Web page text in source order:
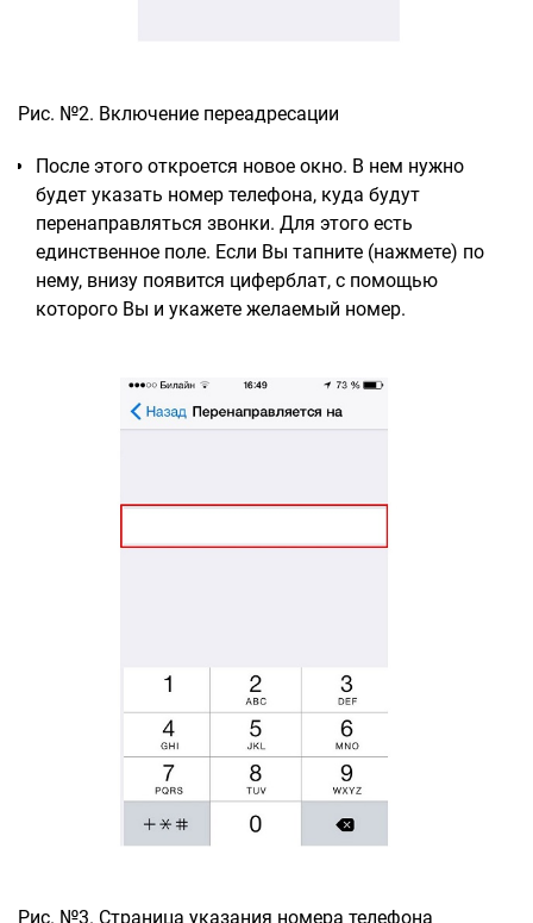
Рис. №2. Включение переадресации
После этого откроется новое окно. В нем нужно
будет указать номер телефона, куда будут
перенаправляться звонки. Для этого есть
единственное поле. Если Вы тапните (нажмете) по
нему, внизу появится циферблат, с помощью
которого Вы и укажете желаемый номер.
Рис. №3. Страница указания номера телефона